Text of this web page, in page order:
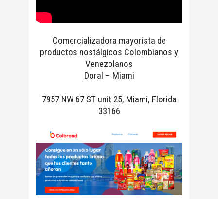
Comercializadora mayorista de
productos nostálgicos Colombianos y
Venezolanos
Doral – Miami
7957 NW 67 ST unit 25, Miami, Florida
33166